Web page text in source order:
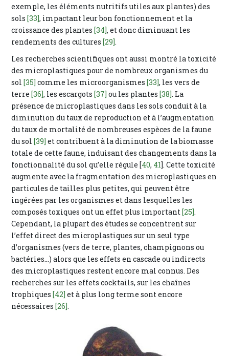
exemple, les éléments nutritifs utiles aux plantes) des
sols[33], impactant leur bon fonctionnement et la
croissance des plantes[34], et donc diminuant les
rendements des cultures[29].
Les recherches scientifiques ont aussi montré la toxicité
des microplastiques pour de nombreux organismes du
sol[35] comme les microorganismes[33], les vers de
terre[36], les escargots[37] ou les plantes[38]. La
présence de microplastiques dans les sols conduit à la
diminution du taux de reproduction et à l’augmentation
du taux de mortalité de nombreuses espèces de la faune
du sol[39] et contribuent à la diminution de la biomasse
totale de cette faune, induisant des changements dans la
fonctionnalité du sol qu’elle régule [40, 41]. Cette toxicité
augmente avec la fragmentation des microplastiques en
particules de tailles plus petites, qui peuvent être
ingérées par les organismes et dans lesquelles les
composés toxiques ont un effet plus important[25].
Cependant, la plupart des études se concentrent sur
l’effet direct des microplastiques sur un seul type
d’organismes (vers de terre, plantes, champignons ou
bactéries…) alors que les effets en cascade ou indirects
des microplastiques restent encore mal connus. Des
recherches sur les effets cocktails, sur les chaînes
trophiques[42] et à plus long terme sont encore
nécessaires[26].